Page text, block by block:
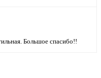
Большое спасибо!!